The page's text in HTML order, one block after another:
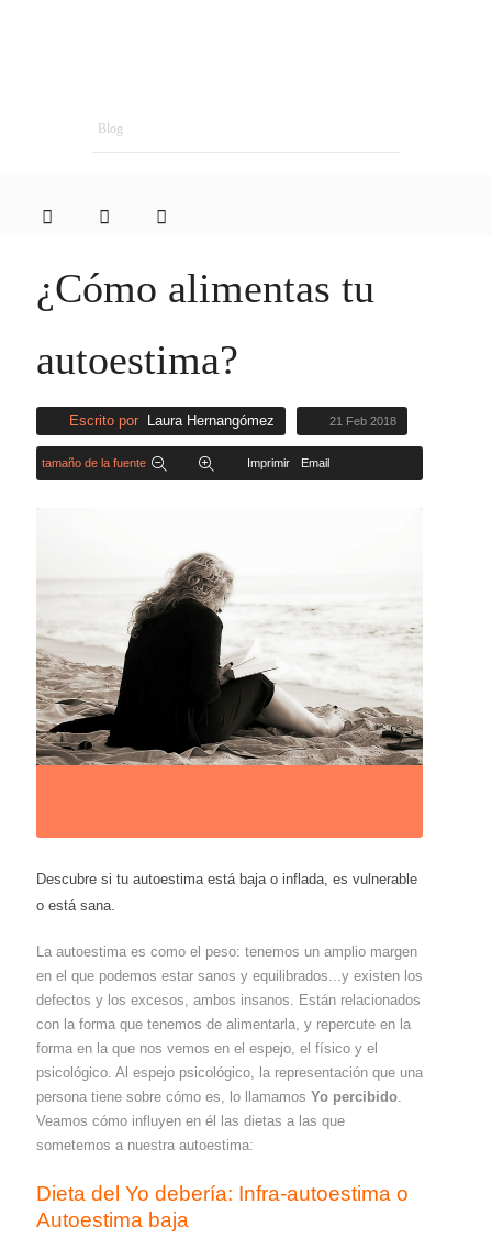
Blog
¿Cómo alimentas tu
autoestima?
Escrito por Laura Hernangómez 21 Feb 2018
tamaño de la fuente Imprimir Email
Descubre si tu autoestima está baja o inflada, es vulnerable
o está sana.
La autoestima es como el peso: tenemos un amplio margen
en el que podemos estar sanos y equilibrados...y existen los
defectos y los excesos, ambos insanos. Están relacionados
con la forma que tenemos de alimentarla, y repercute en la
forma en la que nos vemos en el espejo, el físico y el
psicológico. Al espejo psicológico, la representación que una
persona tiene sobre cómo es, lo llamamos Yo percibido
Veamos cómo influyen en él las dietas a las que
sometemos a nuestra autoestima:
Dieta del Yo debería: Infra-autoestima o
Autoestima baja